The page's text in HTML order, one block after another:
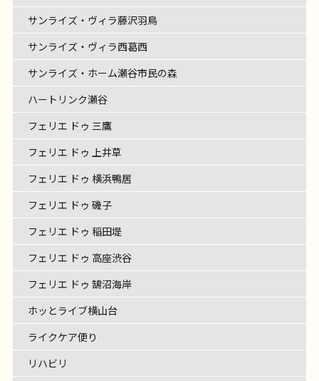
サンライズ・ヴィラ藤沢羽鳥
サンライズ・ヴィラ西葛西
サンライズ・ホーム瀬谷市民の森
ハートリンク瀬谷
フェリエ ドゥ 三鷹
フェリエ ドゥ 上井草
フェリエ ドゥ 横浜鴨居
フェリエ ドゥ 磯子
フェリエ ドゥ 稲田堤
フェリエ ドゥ 高座渋谷
フェリエ ドゥ 鵠沼海岸
ホッとライブ横山台
ライクケア便り
リハビリ